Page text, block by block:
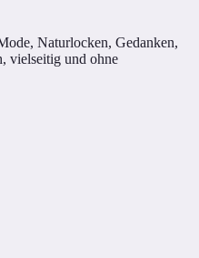
Naturlocken, Gedanken,
vielseitig und ohne